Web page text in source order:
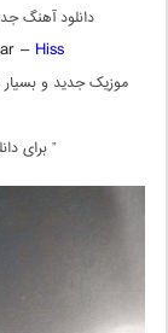
دانلود آهنگ
– Hiss
موزیک جدید و بسیار
” برای